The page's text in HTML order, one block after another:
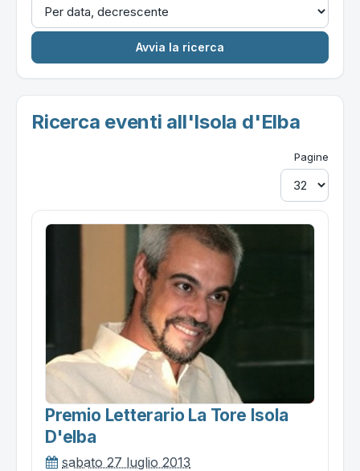
Ricerca eventi all'Isola d'Elba
Pagine
Premio Letterario La Tore Isola
D'elba
sabato 27 luglio 2013